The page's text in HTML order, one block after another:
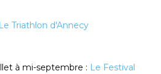
Le Triathlon d'Annecy
à mi-septembre : Le Festival